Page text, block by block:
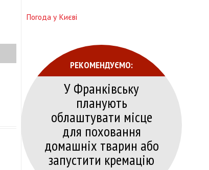
Погода у Києві
РЕКОМЕНДУЄМО:
У Франківську
планують
облаштувати місце
для поховання
домашніх тварин або
запустити кремацію